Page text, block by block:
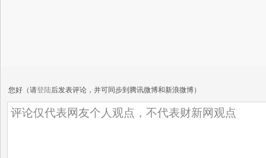
您好（请登陆后发表评论，并可同步到腾讯微博和新浪微博）